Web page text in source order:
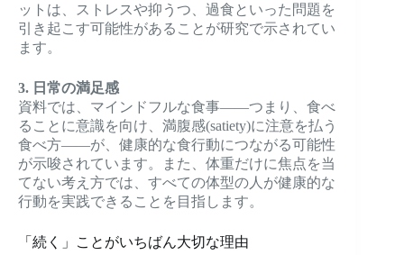
ットは、ストレスや抑うつ、過食といった問題を
引き起こす可能性があることが研究で示されてい
ます。
3. 日常の満足感
資料では、マインドフルな食事——つまり、食べ
ることに意識を向け、満腹感(satiety)に注意を払う
食べ方——が、健康的な食行動につながる可能性
が示唆されています。また、体重だけに焦点を当
てない考え方では、すべての体型の人が健康的な
行動を実践できることを目指します。
「続く」ことがいちばん大切な理由